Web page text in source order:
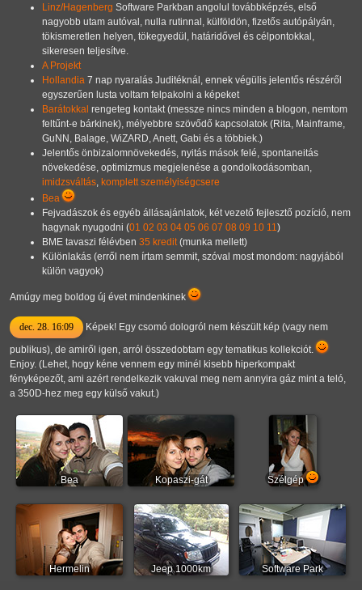
Linz/Hagenberg Software Parkban angolul továbbképzés, első
nagyobb utam autóval, nulla rutinnal, külföldön, fizetős autópályán,
tökismeretlen helyen, tökegyedül, határidővel és célpontokkal,
sikeresen teljesítve.
A Projekt
Hollandia 7 nap nyaralás Juditéknál, ennek végülis jelentős részéről
egyszerűen lusta voltam felpakolni a képeket
Barátokkal rengeteg kontakt (messze nincs minden a blogon, nemtom
feltűnt-e bárkinek), mélyebbre szövődő kapcsolatok (Rita, Mainframe,
GuNN, Balage, WiZARD, Anett, Gabi és a többiek.)
Jelentős önbizalomnövekedés, nyitás mások felé, spontaneitás
növekedése, optimizmus megjelenése a gondolkodásomban,
imidzsváltás, komplett személyiségcsere
Bea
Fejvadászok és egyéb állásajánlatok, két vezető fejlesztő pozíció, nem
hagynak nyugodni (01 02 03 04 05 06 07 08 09 10 11)
BME tavaszi félévben 35 kredit(munka mellett)
Különlakás (erről nem írtam semmit, szóval most mondom: nagyjából
külön vagyok)
Amúgy meg boldog új évet mindenkinek
dec. 28. 16:09
Képek! Egy csomó dologról nem készült kép (vagy nem
publikus), de amiről igen, arról összedobtam egy tematikus kollekciót.
Enjoy. (Lehet, hogy kéne vennem egy minél kisebb hiperkompakt
fényképezőt, ami azért rendelkezik vakuval meg nem annyira gáz mint a teló,
a 350D-hez meg egy külső vakut.)
Bea Kopaszi-gát Szélgép
Hermelin Jeep 1000km Software Park